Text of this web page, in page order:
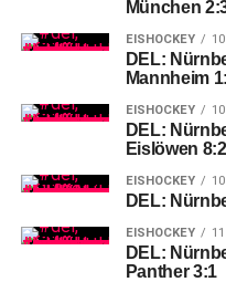
München
EISHOCKEY
DEL:
Mannheim
EISHOCKEY
DEL:
Eislöwen 8:2
EISHOCKEY
DEL:
EISHOCKEY
DEL:
Panther 3:1